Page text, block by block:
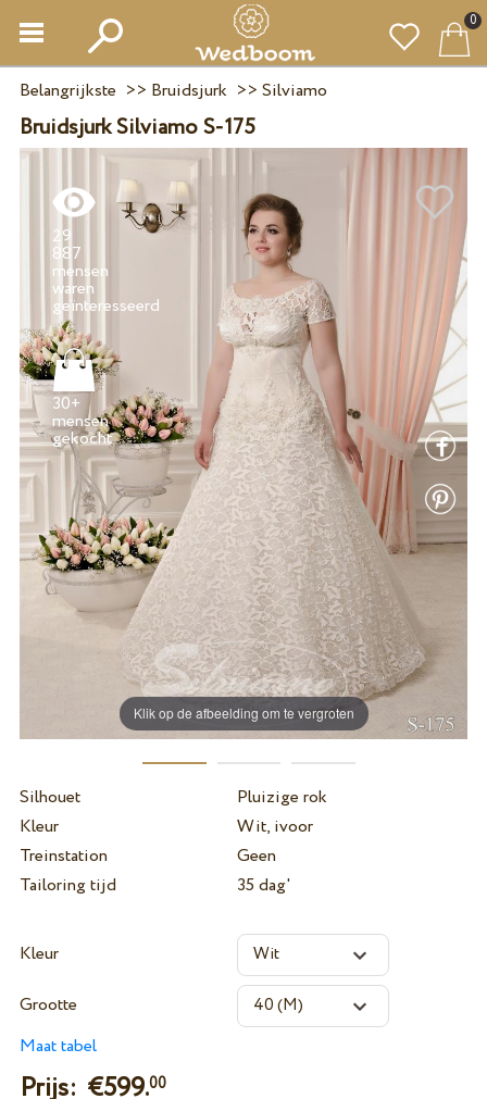
0
Belangrijkste >> Bruidsjurk >> Silviamo
Bruidsjurk Silviamo S-175
Klik op de afbeelding om te vergroten
29
887
mensen
waren
30+
mensen
gekocht
Silhouet
Pluizige rok
Kleur
Wit, ivoor
Treinstation
Geen
Tailoring tijd
35 dag'
Kleur
Grootte
Maat tabel
Prijs: €599.00